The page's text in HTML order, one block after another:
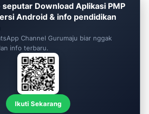
seputar Download Aplikasi PMP
Android & info pendidikan
Channel Gurumaju biar nggak
info terbaru.
Ikuti Sekarang